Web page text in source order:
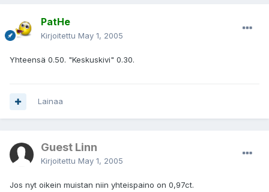
PatHe
Kirjoitettu May 1, 2005
Yhteensä 0.50. "Keskuskivi" 0.30.
Lainaa
Guest Linn
Kirjoitettu May 1, 2005
Jos nyt oikein muistan niin yhteispaino on 0,97ct.